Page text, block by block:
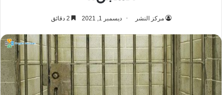
مركز النشر ديسمبر 1, 2021